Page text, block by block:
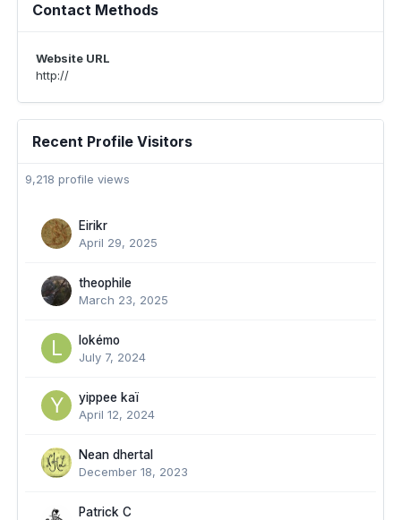
Contact Methods
Website URL
http://
Recent Profile Visitors
9,218 profile views
Eirikr
April 29, 2025
theophile
March 23, 2025
lokémo
July 7, 2024
yippee kaï
April 12, 2024
Nean dhertal
December 18, 2023
Patrick C